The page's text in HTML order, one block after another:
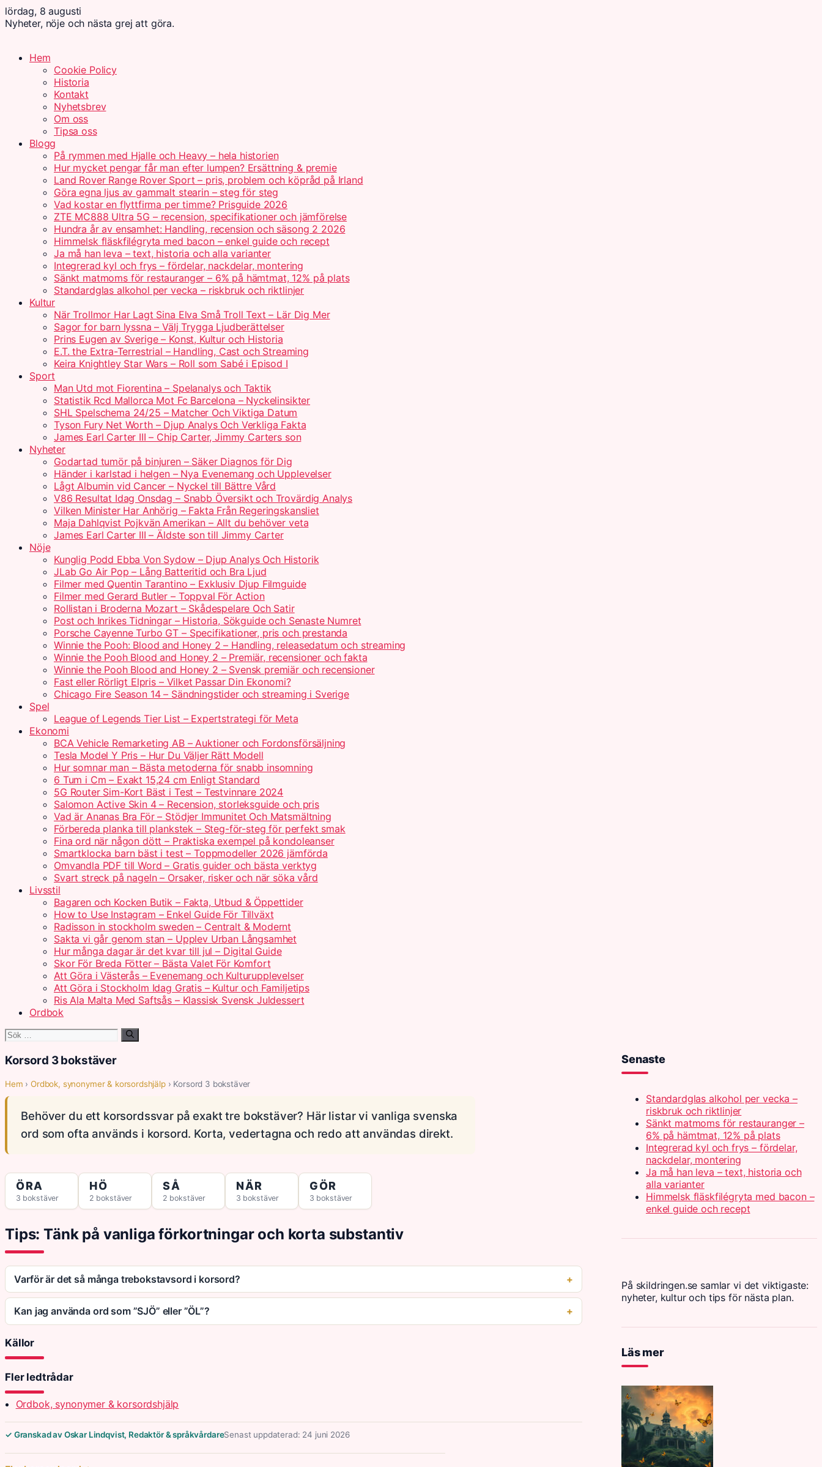
lördag, 8 augusti
Nyheter, nöje och nästa grej att göra.
Hem
Cookie Policy
Historia
Kontakt
Nyhetsbrev
Om oss
Tipsa oss
Blogg
På rymmen med Hjalle och Heavy – hela historien
Hur mycket pengar får man efter lumpen? Ersättning & premie
Land Rover Range Rover Sport – pris, problem och köpråd på Irland
Göra egna ljus av gammalt stearin – steg för steg
Vad kostar en flyttfirma per timme? Prisguide 2026
ZTE MC888 Ultra 5G – recension, specifikationer och jämförelse
Hundra år av ensamhet: Handling, recension och säsong 2 2026
Himmelsk fläskfilégryta med bacon – enkel guide och recept
Ja må han leva – text, historia och alla varianter
Integrerad kyl och frys – fördelar, nackdelar, montering
Sänkt matmoms för restauranger – 6% på hämtmat, 12% på plats
Standardglas alkohol per vecka – riskbruk och riktlinjer
Kultur
När Trollmor Har Lagt Sina Elva Små Troll Text – Lär Dig Mer
Sagor for barn lyssna – Välj Trygga Ljudberättelser
Prins Eugen av Sverige – Konst, Kultur och Historia
E.T. the Extra-Terrestrial – Handling, Cast och Streaming
Keira Knightley Star Wars – Roll som Sabé i Episod I
Sport
Man Utd mot Fiorentina – Spelanalys och Taktik
Statistik Rcd Mallorca Mot Fc Barcelona – Nyckelinsikter
SHL Spelschema 24/25 – Matcher Och Viktiga Datum
Tyson Fury Net Worth – Djup Analys Och Verkliga Fakta
James Earl Carter III – Chip Carter, Jimmy Carters son
Nyheter
Godartad tumör på binjuren – Säker Diagnos för Dig
Händer i karlstad i helgen – Nya Evenemang och Upplevelser
Lågt Albumin vid Cancer – Nyckel till Bättre Vård
V86 Resultat Idag Onsdag – Snabb Översikt och Trovärdig Analys
Vilken Minister Har Anhörig – Fakta Från Regeringskansliet
Maja Dahlqvist Pojkvän Amerikan – Allt du behöver veta
James Earl Carter III – Äldste son till Jimmy Carter
Nöje
Kunglig Podd Ebba Von Sydow – Djup Analys Och Historik
JLab Go Air Pop – Lång Batteritid och Bra Ljud
Filmer med Quentin Tarantino – Exklusiv Djup Filmguide
Filmer med Gerard Butler – Toppval För Action
Rollistan i Broderna Mozart – Skådespelare Och Satir
Post och Inrikes Tidningar – Historia, Sökguide och Senaste Numret
Porsche Cayenne Turbo GT – Specifikationer, pris och prestanda
Winnie the Pooh: Blood and Honey 2 – Handling, releasedatum och streaming
Winnie the Pooh Blood and Honey 2 – Premiär, recensioner och fakta
Winnie the Pooh Blood and Honey 2 – Svensk premiär och recensioner
Fast eller Rörligt Elpris – Vilket Passar Din Ekonomi?
Chicago Fire Season 14 – Sändningstider och streaming i Sverige
Spel
League of Legends Tier List – Expertstrategi för Meta
Ekonomi
BCA Vehicle Remarketing AB – Auktioner och Fordonsförsäljning
Tesla Model Y Pris – Hur Du Väljer Rätt Modell
Hur somnar man – Bästa metoderna för snabb insomning
6 Tum i Cm – Exakt 15,24 cm Enligt Standard
5G Router Sim-Kort Bäst i Test – Testvinnare 2024
Salomon Active Skin 4 – Recension, storleksguide och pris
Vad är Ananas Bra För – Stödjer Immunitet Och Matsmältning
Förbereda planka till plankstek – Steg-för-steg för perfekt smak
Fina ord när någon dött – Praktiska exempel på kondoleanser
Smartklocka barn bäst i test – Toppmodeller 2026 jämförda
Omvandla PDF till Word – Gratis guider och bästa verktyg
Svart streck på nageln – Orsaker, risker och när söka vård
Livsstil
Bagaren och Kocken Butik – Fakta, Utbud & Öppettider
How to Use Instagram – Enkel Guide För Tillväxt
Radisson in stockholm sweden – Centralt & Modernt
Sakta vi går genom stan – Upplev Urban Långsamhet
Hur många dagar är det kvar till jul – Digital Guide
Skor För Breda Fötter – Bästa Valet För Komfort
Att Göra i Västerås – Evenemang och Kulturupplevelser
Att Göra i Stockholm Idag Gratis – Kultur och Familjetips
Ris Ala Malta Med Saftsås – Klassisk Svensk Juldessert
Ordbok
Sök
Korsord 3 bokstäver
Hem ›Ordbok, synonymer & korsordshjälp› Korsord 3 bokstäver
Behöver du ett korsordssvar på exakt tre bokstäver? Här listar vi vanliga svenska
ord som ofta används i korsord. Korta, vedertagna och redo att användas direkt.
ÖRA
3 bokstäver
HÖ
2 bokstäver
SÅ
2 bokstäver
NÄR
3 bokstäver
GÖR
3 bokstäver
Tips: Tänk på vanliga förkortningar och korta substantiv
Varför är det så många trebokstavsord i korsord?
Kan jag använda ord som ”SJÖ” eller ”ÖL”?
Källor
Fler ledtrådar
Ordbok, synonymer & korsordshjälp
✓ Granskad av Oskar Lindqvist, Redaktör & språkvårdareSenast uppdaterad: 24 juni 2026
Senaste
Standardglas alkohol per vecka –
riskbruk och riktlinjer
Sänkt matmoms för restauranger –
6% på hämtmat, 12% på plats
Integrerad kyl och frys – fördelar,
nackdelar, montering
Ja må han leva – text, historia och
alla varianter
Himmelsk fläskfilégryta med bacon –
enkel guide och recept
På skildringen.se samlar vi det viktigaste:
nyheter, kultur och tips för nästa plan.
Läs mer